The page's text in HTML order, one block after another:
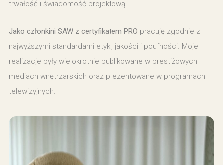
trwałość i świadomość projektową.
Jako członkini SAW z certyfikatem PRO pracuję zgodnie z
najwyższymi standardami etyki, jakości i poufności. Moje
realizacje były wielokrotnie publikowane w prestiżowych
mediach wnętrzarskich oraz prezentowane w programach
telewizyjnych.